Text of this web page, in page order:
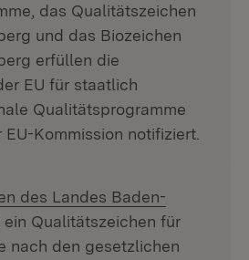
das Qualitätszeichen
und das Biozeichen
erfüllen die
EU für staatlich
Qualitätsprogramme
Kommission notifiziert.
des Landes Baden-
in neuem Fenster)
ein Qualitätszeichen für
nach den gesetzlichen